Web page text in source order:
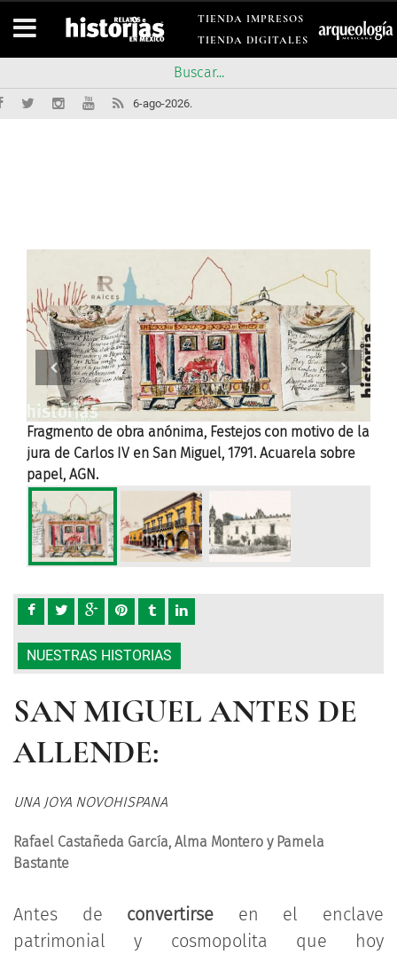
TIENDA IMPRESOS
TIENDA DIGITALES
6-ago-2026.
Fragmento de obra anónima, Festejos con motivo de la
jura de Carlos IV en San Miguel, 1791. Acuarela sobre
papel, AGN.
NUESTRAS HISTORIAS
SAN MIGUEL ANTES DE
ALLENDE:
UNA JOYA NOVOHISPANA
Rafael Castañeda García, Alma Montero y Pamela
Bastante
Antes de convertirse en el enclave
patrimonial y cosmopolita que hoy